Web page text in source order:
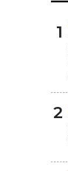
1
2